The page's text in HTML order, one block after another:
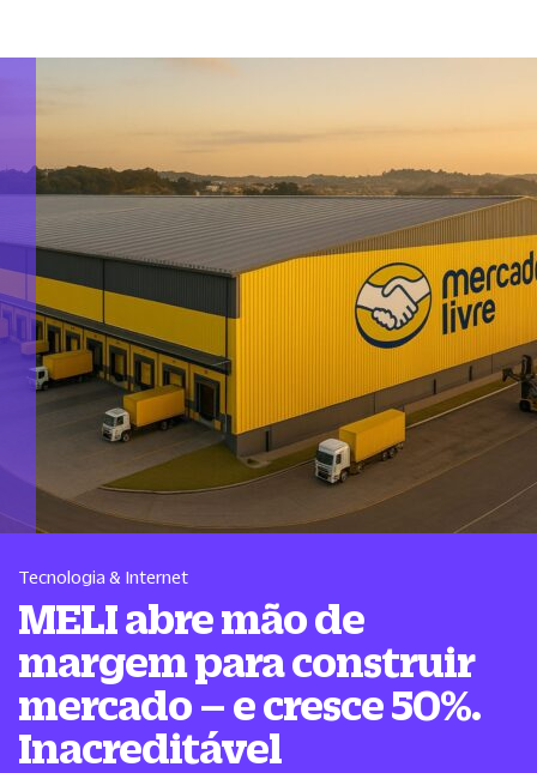
Tecnologia & Internet
MELI abre mão de
margem para construir
mercado – e cresce 50%.
Inacreditável